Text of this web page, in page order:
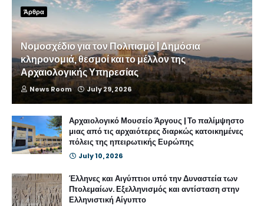
Άρθρα
Νομοσχέδιο για τον Πολιτισμό | Δημόσια
κληρονομιά, θεσμοί και το μέλλον της
Αρχαιολογικής Υπηρεσίας
News Room July 29, 2026
Αρχαιολογικό Μουσείο Άργους | Το παλίμψηστο
μιας από τις αρχαιότερες διαρκώς κατοικημένες
πόλεις της ηπειρωτικής Ευρώπης
July 10, 2026
Έλληνες και Αιγύπτιοι υπό την Δυναστεία των
Πτολεμαίων. Εξελληνισμός και αντίσταση στην
Ελληνιστική Αίγυπτο